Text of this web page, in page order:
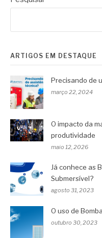
ARTIGOS EM DESTAQUE
Precisando de
março 22, 2024
O impacto da
produtividade
maio 12, 2026
Já conhece as
Submersível?
agosto 31, 2023
O uso de
outubro 30, 2023